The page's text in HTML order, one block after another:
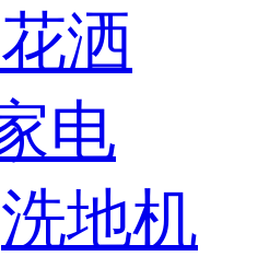
洒
电
洗地机